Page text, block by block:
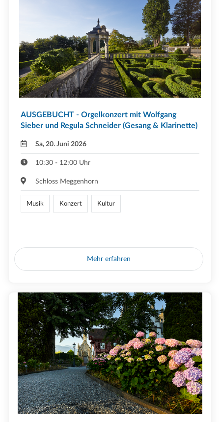
AUSGEBUCHT - Orgelkonzert mit Wolfgang
Sieber und Regula Schneider (Gesang & Klarinette)
Sa, 20. Juni 2026
10:30 - 12:00 Uhr
Schloss Meggenhorn
Musik Konzert Kultur
Mehr erfahren